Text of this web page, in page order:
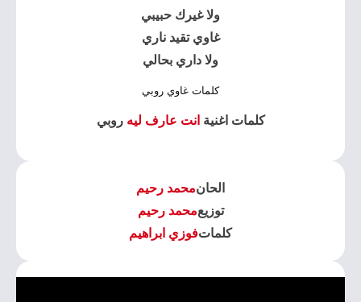
ولا غيرك حبيبي
غاوي تقيد ناري
ولا داري بحالي
كلمات غاوي روبي
كلمات اغنية انت عارف ليه روبي
الحانمحمد رحيم
توزيعمحمد رحيم
كلماتفوزي ابراهيم